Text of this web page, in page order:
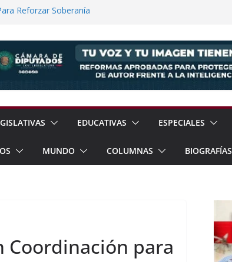
Reforzar Soberanía
del
Apócrifos en
EDUCATIVAS ESPECIALES
MUNDO COLUMNAS BIOGRAFÍAS
Coordinación para